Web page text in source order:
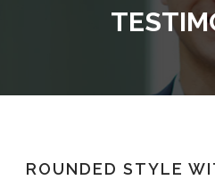
ROUNDED STYLE